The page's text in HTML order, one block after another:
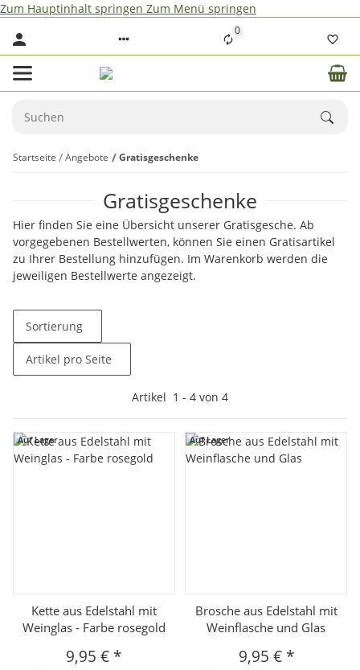
Zum Hauptinhalt springen Zum Menü springen
0
Startseite Angebote Gratisgeschenke
Gratisgeschenke
Hier finden Sie eine Übersicht unserer Gratisgesche. Ab
vorgegebenen Bestellwerten, können Sie einen Gratisartikel
zu Ihrer Bestellung hinzufügen. Im Warenkorb werden die
jeweiligen Bestellwerte angezeigt.
Sortierung
Artikel pro Seite
Artikel 1 - 4 von 4
Auf Lager
Kette aus Edelstahl mit
Weinglas - Farbe rosegold
9,95 € *
Auf Lager
Brosche aus Edelstahl mit
Weinflasche und Glas
9,95 € *